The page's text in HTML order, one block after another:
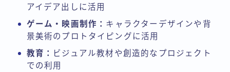
アイデア出しに活用
ゲーム・映画制作： キャラクターデザインや背
景美術のプロトタイピングに活用
教育：
ビジュアル教材や創造的なプロジェクト
での利用